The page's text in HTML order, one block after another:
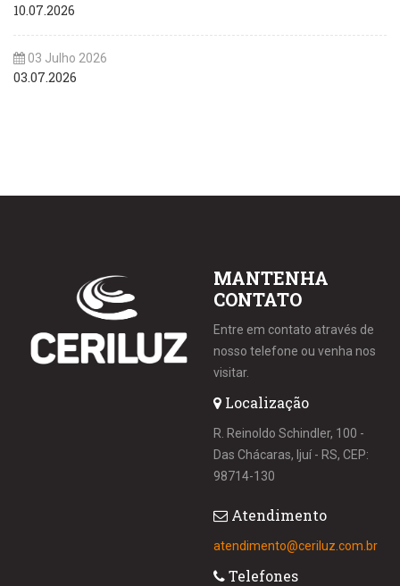
10.07.2026
03 Julho 2026
03.07.2026
MANTENHA
CONTATO
Entre em contato através de
nosso telefone ou venha nos
visitar.
Localização
R. Reinoldo Schindler, 100 -
Das Chácaras, Ijuí - RS, CEP:
98714-130
Atendimento
atendimento@ceriluz.com.br
Telefones